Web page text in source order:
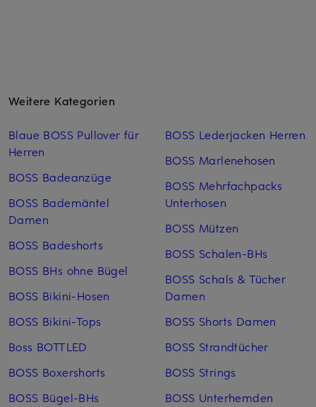
Weitere Kategorien
Blaue BOSS Pullover für
Herren
BOSS Badeanzüge
BOSS Bademäntel
Damen
BOSS Badeshorts
BOSS BHs ohne Bügel
BOSS Bikini-Hosen
BOSS Bikini-Tops
Boss BOTTLED
BOSS Boxershorts
BOSS Bügel-BHs
BOSS Lederjacken Herren
BOSS Marlenehosen
BOSS Mehrfachpacks
Unterhosen
BOSS Mützen
BOSS Schalen-BHs
BOSS Schals & Tücher
Damen
BOSS Shorts Damen
BOSS Strandtücher
BOSS Strings
BOSS Unterhemden